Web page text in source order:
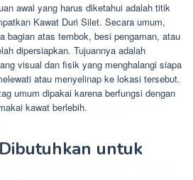
awal yang harus diketahui adalah titik
Kawat Duri Silet. Secara umum,
bagian atas tembok, besi pengaman, atau
dipersiapkan. Tujuannya adalah
visual dan fisik yang menghalangi siapa
atau menyelinap ke lokasi tersebut.
umum dipakai karena berfungsi dengan
kawat berlebih.
untuk